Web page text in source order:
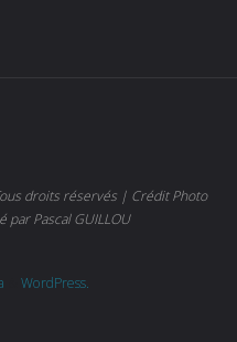
que le diabète
droits réservés | Crédit Photo
par Pascal GUILLOU
WordPress.